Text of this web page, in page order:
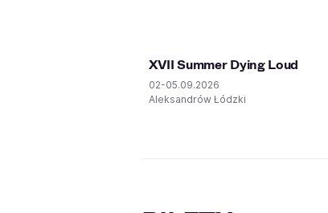
XVII Summer Dying Loud
02-05.09.2026
Aleksandrów Łódzki